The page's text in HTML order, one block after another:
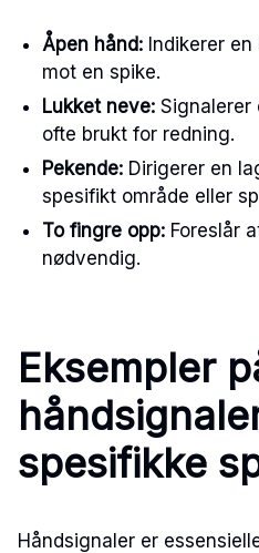
Åpen hånd: Indikerer
mot en spike.
Lukket neve: Signalerer
ofte brukt for redning.
Pekende: Dirigerer en
spesifikt område eller
To fingre opp: Foreslår
nødvendig.
Eksempler
spesifikke
Håndsignaler er